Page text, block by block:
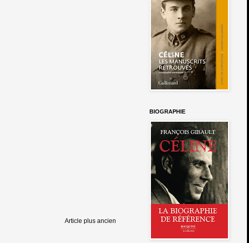
Article plus ancien
BIOGRAPHIE